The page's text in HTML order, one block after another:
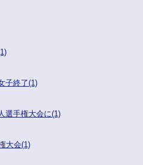
子終了(1)
選手権大会に(1)
大会(1)